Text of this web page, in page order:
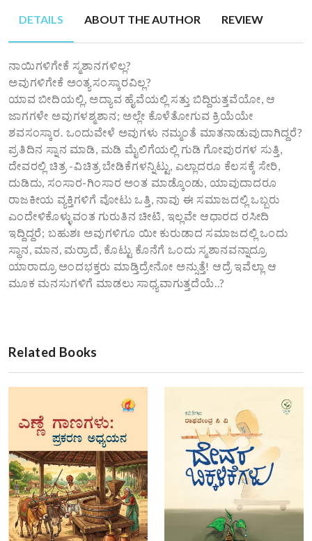
DETAILS ABOUT THE AUTHOR REVIEW
ನಾಯಿಗಳಿಗೇಕೆ ಸ್ಮಶಾನಗಳಿಲ್ಲ?
ಅವುಗಳಿಗೇಕೆ ಅಂತ್ಯಸಂಸ್ಕಾರವಿಲ್ಲ?
ಯಾವ ಬೀದಿಯಲ್ಲಿ, ಅದ್ಯಾವ ಹೈವೆಯಲ್ಲಿ ಸತ್ತು ಬಿದ್ದಿರುತ್ತವೆಯೋ, ಆ
ಜಾಗಗಳೇ ಅವುಗಳಶ್ಮಶಾನ; ಅಲ್ಲೇ ಕೊಳೆತೋಗುವ ಕ್ರಿಯೆಯೇ
ಶವಸಂಸ್ಕಾರ. ಒಂದುವೇಳೆ ಅವುಗಳು ನಮ್ಮಂತೆ ಮಾತನಾಡುವುದಾಗಿದ್ದರೆ?
ಪ್ರತಿದಿನ ಸ್ನಾನ ಮಾಡಿ, ಮಡಿ ಮೈಲಿಗೆಯಲ್ಲಿ ಗುಡಿ ಗೋಪುರಗಳ ಸುತ್ತಿ,
ದೇವರಲ್ಲಿ ಚಿತ್ರ -ವಿಚಿತ್ರ ಬೇಡಿಕೆಗಳನ್ನಿಟ್ಟು, ಎಲ್ಲಾದರೂ ಕೆಲಸಕ್ಕೆ ಸೇರಿ,
ದುಡಿದು, ಸಂಸಾರ-ಗಿಂಸಾರ ಅಂತ ಮಾಡ್ಕೊಂಡು, ಯಾವುದಾದರೂ
ರಾಜಕೀಯ ವ್ಯಕ್ತಿಗಳಿಗೆ ವೋಟು ಒತ್ತಿ, ನಾವು ಈ ಸಮಾಜದಲ್ಲಿ ಒಬ್ಬರು
ಎಂದೇಳಿಕೊಳ್ಳುವಂತ ಗುರುತಿನ ಚೀಟಿ, ಇಲ್ಲವೇ ಆಧಾರದ ರಸೀದಿ
ಇದ್ದಿದ್ದರೆ; ಬಹುಶಃ ಅವುಗಳಿಗೂ ಯೀ ಕುರುಡಾದ ಸಮಾಜದಲ್ಲಿ ಒಂದು
ಸ್ಥಾನ, ಮಾನ, ಮರ್ರಾದೆ, ಕೊಟ್ಟು ಕೊನೆಗೆ ಒಂದು ಸ್ಮಶಾನವನ್ನಾದ್ರೂ
ಯಾರಾದ್ರೂ ಅಂದಭಕ್ತರು ಮಾಡ್ತಿದ್ರೇನೋ ಅನ್ಸುತ್ತೆ! ಆದ್ರೆ ಇವೆಲ್ಲಾ ಆ
ಮೂಕ ಮನಸುಗಳಿಗೆ ಮಾಡಲು ಸಾಧ್ಯವಾಗುತ್ತದೆಯೆ..?
Related Books